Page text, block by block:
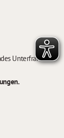
Unterfranken